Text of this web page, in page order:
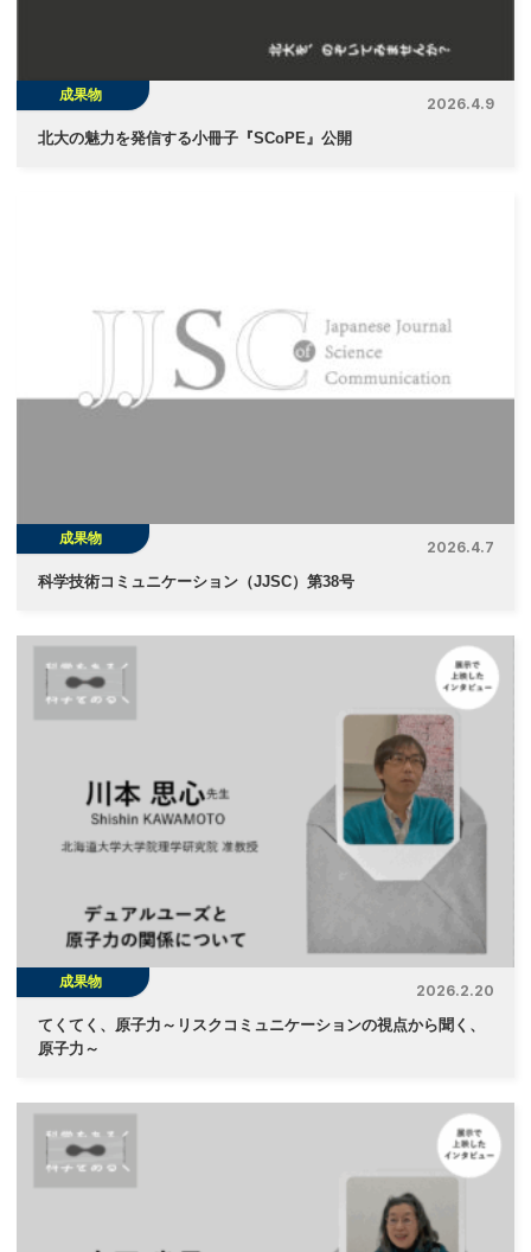
成果物
2026.4.9
北大の魅力を発信する小冊子『SCoPE』公開
成果物
2026.4.7
科学技術コミュニケーション（JJSC）第38号
成果物
2026.2.20
てくてく、原子力～リスクコミュニケーションの視点から聞く、
原子力～